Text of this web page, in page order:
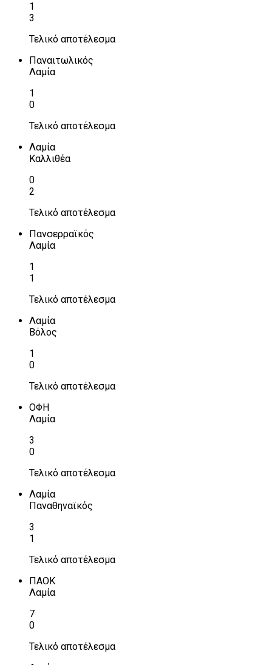
1
3
Τελικό αποτέλεσμα
Παναιτωλικός
Λαμία
1
0
Τελικό αποτέλεσμα
Λαμία
Καλλιθέα
0
2
Τελικό αποτέλεσμα
Πανσερραϊκός
Λαμία
1
1
Τελικό αποτέλεσμα
Λαμία
Βόλος
1
0
Τελικό αποτέλεσμα
ΟΦΗ
Λαμία
3
0
Τελικό αποτέλεσμα
Λαμία
Παναθηναϊκός
3
1
Τελικό αποτέλεσμα
ΠΑΟΚ
Λαμία
7
0
Τελικό αποτέλεσμα